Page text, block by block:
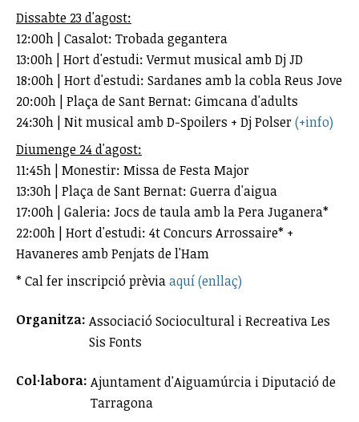
Dissabte 23 d'agost:
12:00h | Casalot: Trobada gegantera
13:00h | Hort d'estudi: Vermut musical amb Dj JD
18:00h | Hort d'estudi: Sardanes amb la cobla Reus Jove
20:00h | Plaça de Sant Bernat: Gimcana d'adults
24:30h | Nit musical amb D-Spoilers + Dj Polser(+info)
Diumenge 24 d'agost:
11:45h | Monestir: Missa de Festa Major
13:30h | Plaça de Sant Bernat: Guerra d'aigua
17:00h | Galeria: Jocs de taula amb la Pera Juganera*
22:00h | Hort d'estudi: 4t Concurs Arrossaire* +
Havaneres amb Penjats de l'Ham
* Cal fer inscripció prèviaaquí (enllaç)
Organitza: Associació Sociocultural i Recreativa Les
Sis Fonts
Col·labora: Ajuntament d'Aiguamúrcia i Diputació de
Tarragona